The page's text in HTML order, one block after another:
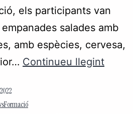
els participants van
salades amb
amb espècies, cervesa,
Continueu llegint